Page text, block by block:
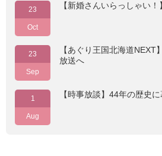
23
Oct
【新婚さんいらっしゃい
23
Sep
【あぐり王国北海道NEXT
放送へ
1
Aug
【時事放談】44年の歴史に